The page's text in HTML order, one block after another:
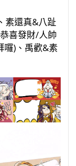
素還真&八趾
喜發財/人帥
囉)、禹歡&素